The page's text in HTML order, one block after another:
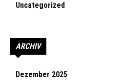
Uncategorized
ARCHIV
Dezember 2025